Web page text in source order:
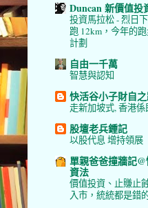
Duncan 新價值投
投資馬拉松 - 烈日
跑 12km，今年的
計劃
自由一千萬
智慧與認知
快活谷小子財自
走新加坡式, 香港係
股壇老兵鍾記
以股代息 增持領展
單親爸爸撞牆記
資法
價值投資、止賺止
入市，統統都是錯